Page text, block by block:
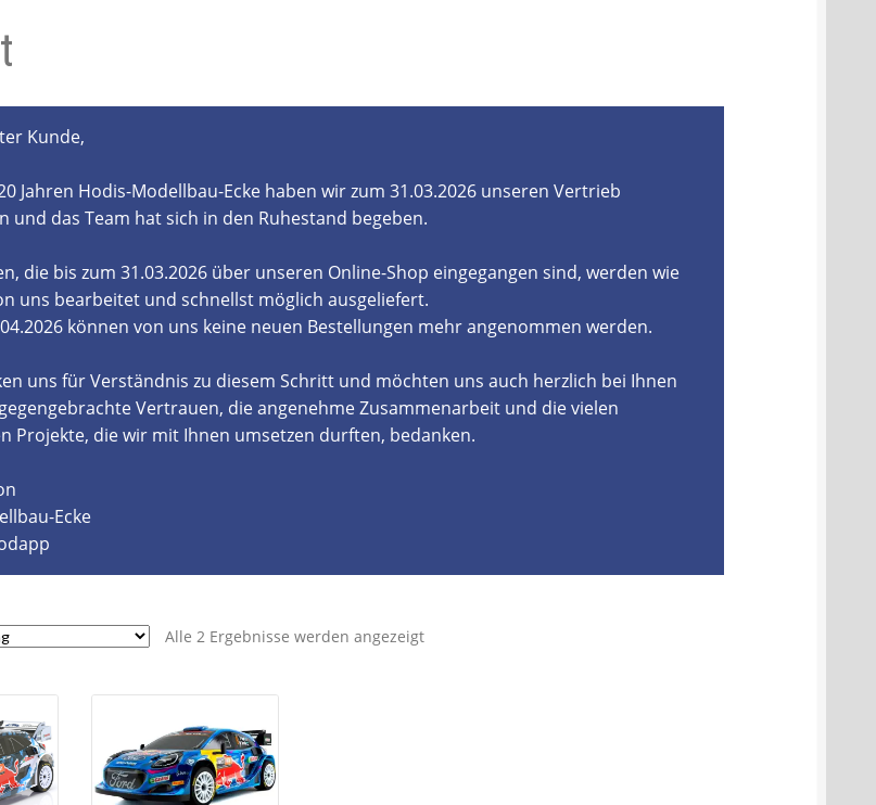
Verordnung
Kunde,
Jahren Hodis-Modellbau-Ecke haben wir zum 31.03.2026 unseren Vertrieb
und das Team hat sich in den Ruhestand begeben.
die bis zum 31.03.2026 über unseren Online-Shop eingegangen sind, werden wie
uns bearbeitet und schnellst möglich ausgeliefert.
können von uns keine neuen Bestellungen mehr angenommen werden.
uns für Verständnis zu diesem Schritt und möchten uns auch herzlich bei Ihnen
Vertrauen, die angenehme Zusammenarbeit und die vielen
Projekte, die wir mit Ihnen umsetzen durften, bedanken.
Ecke
Alle 2 Ergebnisse werden angezeigt